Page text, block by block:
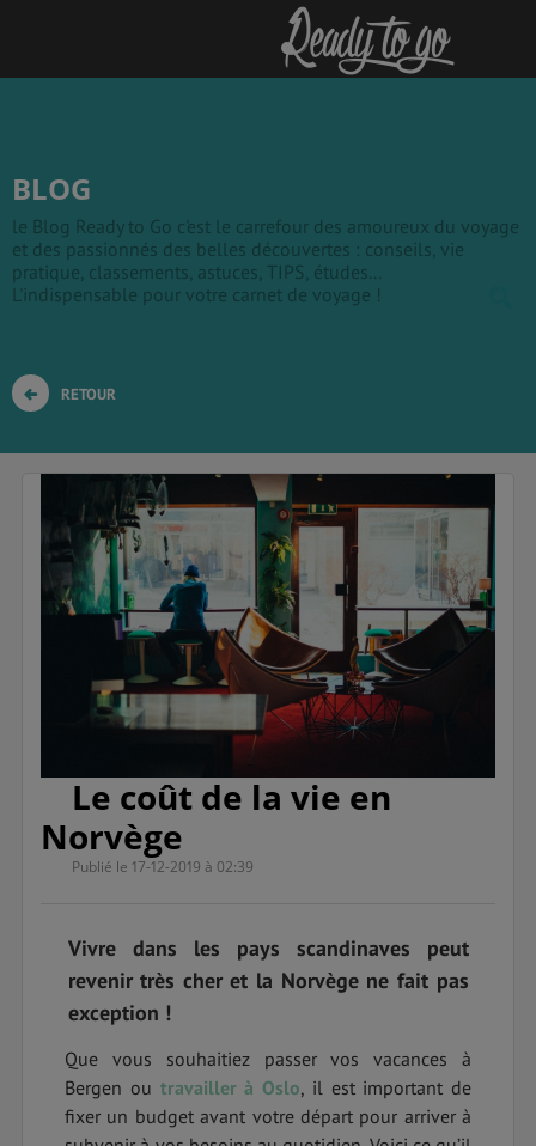
BLOG
le Blog Ready to Go c'est le carrefour des amoureux du voyage
et des passionnés des belles découvertes : conseils, vie
pratique, classements, astuces, TIPS, études...
L'indispensable pour votre carnet de voyage !
RETOUR
Le coût de la vie en
Norvège
Publié le 17-12-2019 à 02:39
Vivre dans les pays scandinaves peut
revenir très cher et la Norvège ne fait pas
exception !
Que vous souhaitiez passer vos vacances à
Bergen ou travailler à Oslo, il est important de
fixer un budget avant votre départ pour arriver à